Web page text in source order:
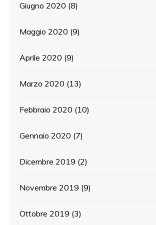
Giugno 2020 (8)
Maggio 2020 (9)
Aprile 2020 (9)
Marzo 2020 (13)
Febbraio 2020 (10)
Gennaio 2020 (7)
Dicembre 2019 (2)
Novembre 2019 (9)
Ottobre 2019 (3)